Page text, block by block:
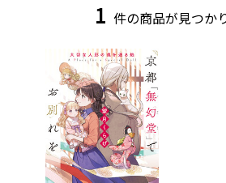
1 件の商品が見つか